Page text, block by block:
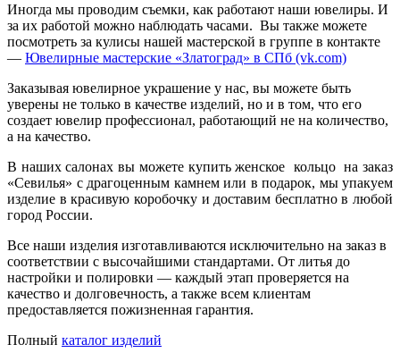
Иногда мы проводим съемки, как работают наши ювелиры. И
за их работой можно наблюдать часами. Вы также можете
посмотреть за кулисы нашей мастерской в группе в контакте
— Ювелирные мастерские «Златоград» в СПб (vk.com)
Заказывая ювелирное украшение у нас, вы можете быть
уверены не только в качестве изделий, но и в том, что его
создает ювелир профессионал, работающий не на количество,
а на качество.
В наших салонах вы можете купить женское кольцо на заказ
«Севилья» с драгоценным камнем или в подарок, мы упакуем
изделие в красивую коробочку и доставим бесплатно в любой
город России.
Все наши изделия изготавливаются исключительно на заказ в
соответствии с высочайшими стандартами. От литья до
настройки и полировки — каждый этап проверяется на
качество и долговечность, а также всем клиентам
предоставляется пожизненная гарантия.
Полный каталог изделий